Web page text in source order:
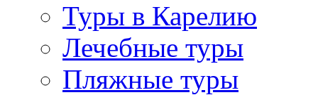
Туры в Карелию
Лечебные туры
Пляжные туры